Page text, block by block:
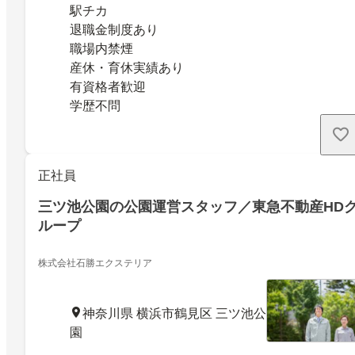
駅チカ
退職金制度あり
職場内禁煙
産休・育休実績あり
有資格者歓迎
学歴不問
正社員
三ツ池公園の公園運営スタッフ／東急不動産HD
ループ
株式会社石勝エクステリア
神奈川県 横浜市鶴見区 三ツ池公
園